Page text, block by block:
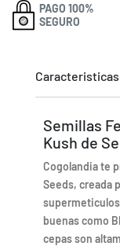
PAGO 100%
SEGURO
Caracteristicas
Semillas
Kush de
Cogolandia te
Seeds, creada
buenas como
cepas son